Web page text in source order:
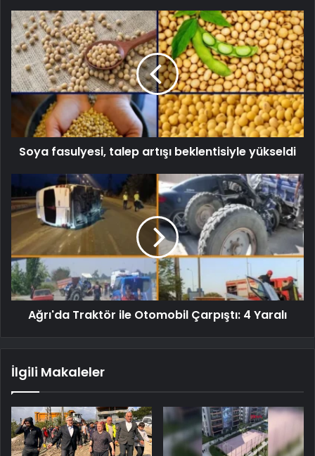
Soya fasulyesi, talep artışı beklentisiyle yükseldi
Ağrı'da Traktör ile Otomobil Çarpıştı: 4 Yaralı
İlgili Makaleler